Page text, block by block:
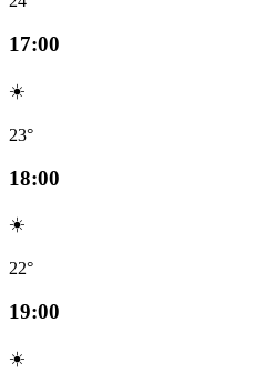
17:00
☀️
23°
18:00
☀️
22°
19:00
☀️